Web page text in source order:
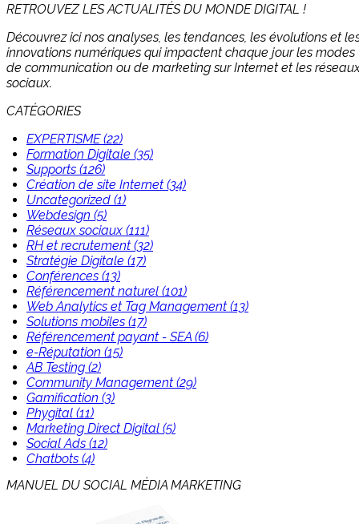
RETROUVEZ LES ACTUALITÉS DU MONDE DIGITAL !
Découvrez ici nos analyses, les tendances, les évolutions et
innovations numériques qui impactent chaque jour les modes
de communication ou de marketing sur Internet et les
sociaux.
CATÉGORIES
EXPERTISME (22)
Formation Digitale (35)
Supports (126)
Création de site Internet (34)
Uncategorized (1)
Webdesign (5)
Réseaux sociaux (111)
RH et recrutement (32)
Stratégie Digitale (17)
Conférences (13)
Référencement naturel (101)
Web Analytics et Tag Management (13)
Solutions mobiles (17)
Référencement payant - SEA (6)
e-Réputation (15)
AB Testing (2)
Community Management (29)
Gamification (3)
Phygital (11)
Marketing Direct Digital (5)
Social Ads (12)
Chatbots (4)
MANUEL DU SOCIAL MÉDIA MARKETING